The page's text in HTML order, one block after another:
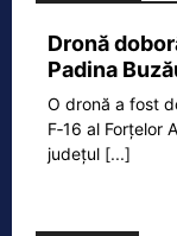
Dronă
Padina
O dronă a fost
F‑16 al Forțelor
județul [...]